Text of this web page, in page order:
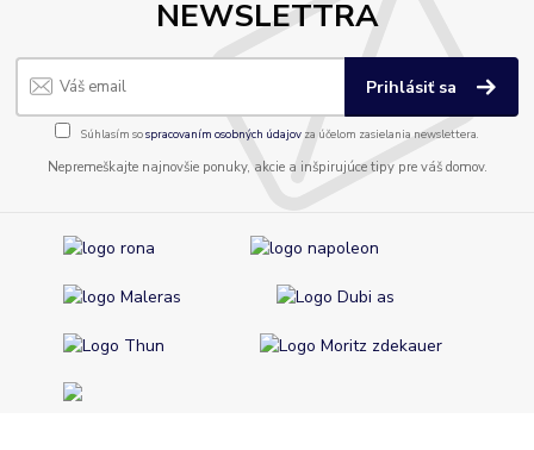
NEWSLETTRA
Prihlásiť sa
Súhlasím sospracovaním osobných údajov za účelom zasielania newslettera.
Nepremeškajte najnovšie ponuky, akcie a inšpirujúce tipy pre váš domov.